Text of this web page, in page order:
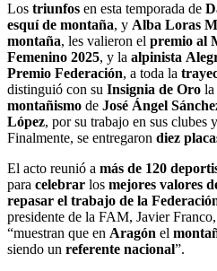
Los triunfos en esta temporada de
esquí de montaña, y Alba Loras
montaña, les valieron el premio al
Femenino 2025, y la alpinista
Premio Federación, a toda la
distinguió con su Insignia de Oro la
montañismo de José Ángel
López, por su trabajo en sus clubes
Finalmente, se entregaron diez
El acto reunió a más de 120
para celebrar los mejores valores
repasar el trabajo de la
presidente de la FAM, Javier
“muestran que en Aragón el
siendo un referente nacional”.